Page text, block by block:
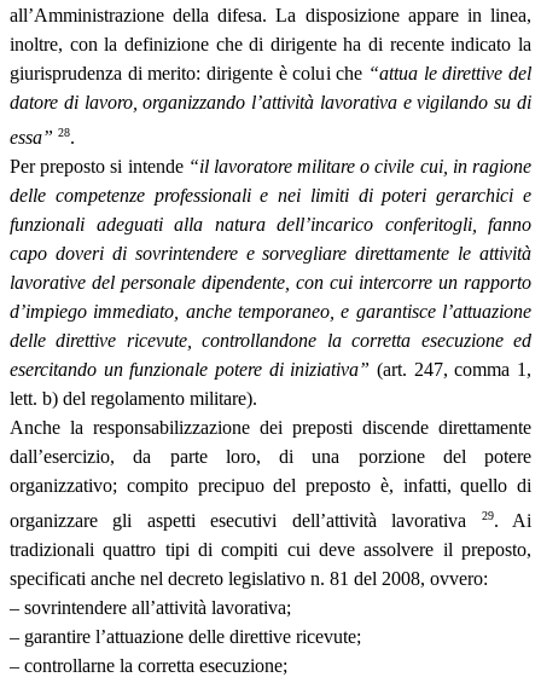
all’Amministrazione della difesa. La disposizione appare in linea,
inoltre, con la definizione che di dirigente ha di recente indicato la
giurisprudenza di merito: dirigente è colui che “attua le direttive del
datore di lavoro, organizzando l’attività lavorativa e vigilando su di
essa” 28.
Per preposto si intende “il lavoratore militare o civile cui, in ragione
delle competenze professionali e nei limiti di poteri gerarchici e
funzionali adeguati alla natura dell’incarico conferitogli, fanno
capo doveri di sovrintendere e sorvegliare direttamente le attività
lavorative del personale dipendente, con cui intercorre un rapporto
d’impiego immediato, anche temporaneo, e garantisce l’attuazione
delle direttive ricevute, controllandone la corretta esecuzione ed
esercitando un funzionale potere di iniziativa” (art. 247, comma 1,
lett. b) del regolamento militare).
Anche la responsabilizzazione dei preposti discende direttamente
dall’esercizio, da parte loro, di una porzione del potere
organizzativo; compito precipuo del preposto è, infatti, quello di
organizzare gli aspetti esecutivi dell’attività lavorativa
29. Ai
tradizionali quattro tipi di compiti cui deve assolvere il preposto,
specificati anche nel decreto legislativo n. 81 del 2008, ovvero:
– sovrintendere all’attività lavorativa;
– garantire l’attuazione delle direttive ricevute;
– controllarne la corretta esecuzione;